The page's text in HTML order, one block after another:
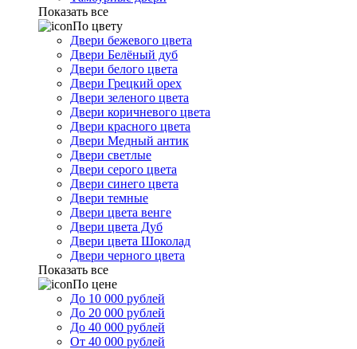
Показать все
По цвету
Двери бежевого цвета
Двери Белёный дуб
Двери белого цвета
Двери Грецкий орех
Двери зеленого цвета
Двери коричневого цвета
Двери красного цвета
Двери Медный антик
Двери светлые
Двери серого цвета
Двери синего цвета
Двери темные
Двери цвета венге
Двери цвета Дуб
Двери цвета Шоколад
Двери черного цвета
Показать все
По цене
До 10 000 рублей
До 20 000 рублей
До 40 000 рублей
От 40 000 рублей